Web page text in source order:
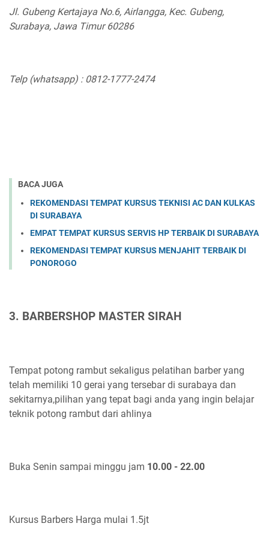
Jl. Gubeng Kertajaya No.6, Airlangga, Kec. Gubeng,
Surabaya, Jawa Timur 60286
Telp (whatsapp) : 0812-1777-2474
BACA JUGA
REKOMENDASI TEMPAT KURSUS TEKNISI AC DAN KULKAS
DI SURABAYA
EMPAT TEMPAT KURSUS SERVIS HP TERBAIK DI SURABAYA
REKOMENDASI TEMPAT KURSUS MENJAHIT TERBAIK DI
PONOROGO
3. BARBERSHOP MASTER SIRAH
Tempat potong rambut sekaligus pelatihan barber yang
telah memiliki 10 gerai yang tersebar di surabaya dan
sekitarnya,pilihan yang tepat bagi anda yang ingin belajar
teknik potong rambut dari ahlinya
Buka Senin sampai minggu jam 10.00 - 22.00
Kursus Barbers Harga mulai 1.5jt